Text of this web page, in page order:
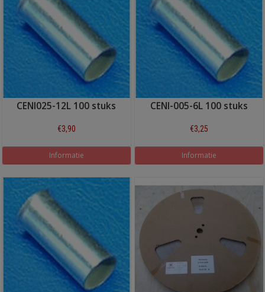
CENI025-12L 100 stuks
€3,90
Informatie
CENI-005-6L 100 stuks
€3,25
Informatie